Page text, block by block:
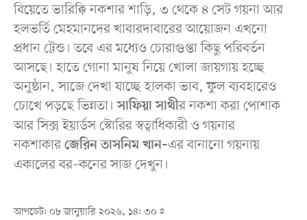
বিয়েতে ভারিক্কি নকশার শাড়ি, ৩ থেকে ৪ সেট গয়না আর
হলভর্তি মেহমানদের খাবারদাবারের আয়োজন এখনো
প্রধান ট্রেন্ড। তবে এর মধ্যেও চোরাগুপ্তা কিছু পরিবর্তন
আসছে। হাতে গোনা মানুষ নিয়ে খোলা জায়গায় হচ্ছে
অনুষ্ঠান, সাজে দেখা যাচ্ছে হালকা ভাব, ফুল ব্যবহারেও
চোখে পড়ছে ভিন্নতা।সাফিয়া সাথীর নকশা করা পোশাক
আর সিক্স ইয়ার্ডস স্টোরির স্বত্বাধিকারী ও গয়নার
নকশাকার জেরিন তাসনিম খান–এর বানানো গয়নায়
একালের বর–কনের সাজ দেখুন।
আপডেট: ০৮ জানুয়ারি ২০২৬, ১৪: ৩০